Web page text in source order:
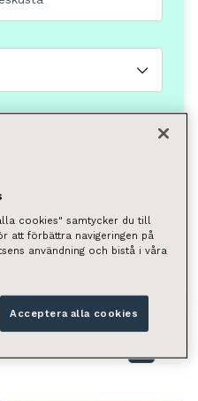
cookies" samtycker du till
att förbättra navigeringen på
användning och bistå i våra
Acceptera alla cookies